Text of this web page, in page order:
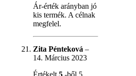
Ár-érték arányban jó
kis termék. A célnak
megfelel.
Zita Pénteková –
14. Március 2023
Értékelt 5 -ből 5